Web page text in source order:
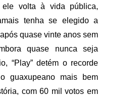
ele volta à vida pública,
tenha se elegido a
quase vinte anos sem
quase nunca seja
“Play” detém o recorde
guaxupeano mais bem
com 60 mil votos em